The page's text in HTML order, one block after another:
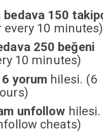
bedava 150
10 minutes)
250 beğeni
10 minutes)
yorum hilesi. (6
unfollow hilesi.
cheats)